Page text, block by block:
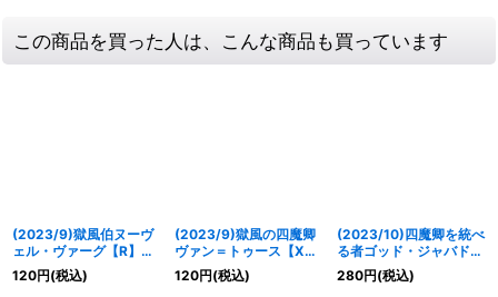
この商品を買った人は、こんな商品も買っています
(2023/9)獄風伯ヌーヴ
ェル・ヴァーグ【R】
{SD65-004}《緑》
120円(税込)
(2023/9)獄風の四魔卿
ヴァン＝トゥース【X】
{SD65-X03}《緑》
120円(税込)
(2023/10)四魔卿を統べ
る者ゴッド・ジャバド
【X】{BS64-X06}
《多》
280円(税込)